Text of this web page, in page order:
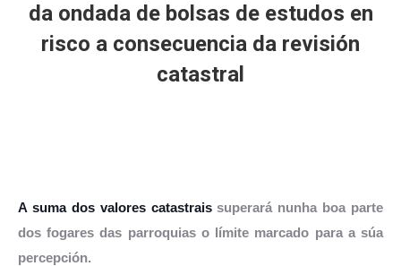
da ondada de bolsas de estudos en
risco a consecuencia da revisión
catastral
A suma dos valores catastraissuperará nunha boa parte
dos fogares das parroquias o límite marcado para a súa
percepción.